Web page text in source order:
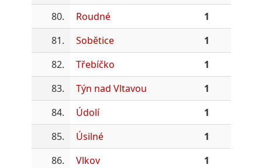
80.
Roudné
1
81.
Sobětice
1
82.
Třebíčko
1
83.
Týn nad Vltavou
1
84.
Údolí
1
85.
Úsilné
1
86.
Vlkov
1